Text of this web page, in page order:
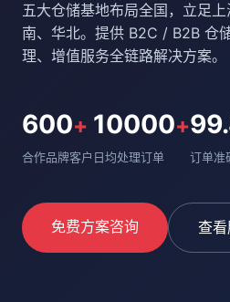
五大仓储基地布局全国，立足
南、华北。提供 B2C / B2B 仓
理、增值服务全链路解决方案。
600+
合作品牌客户
10000+
日均处理订单 订单准
免费方案咨询 查